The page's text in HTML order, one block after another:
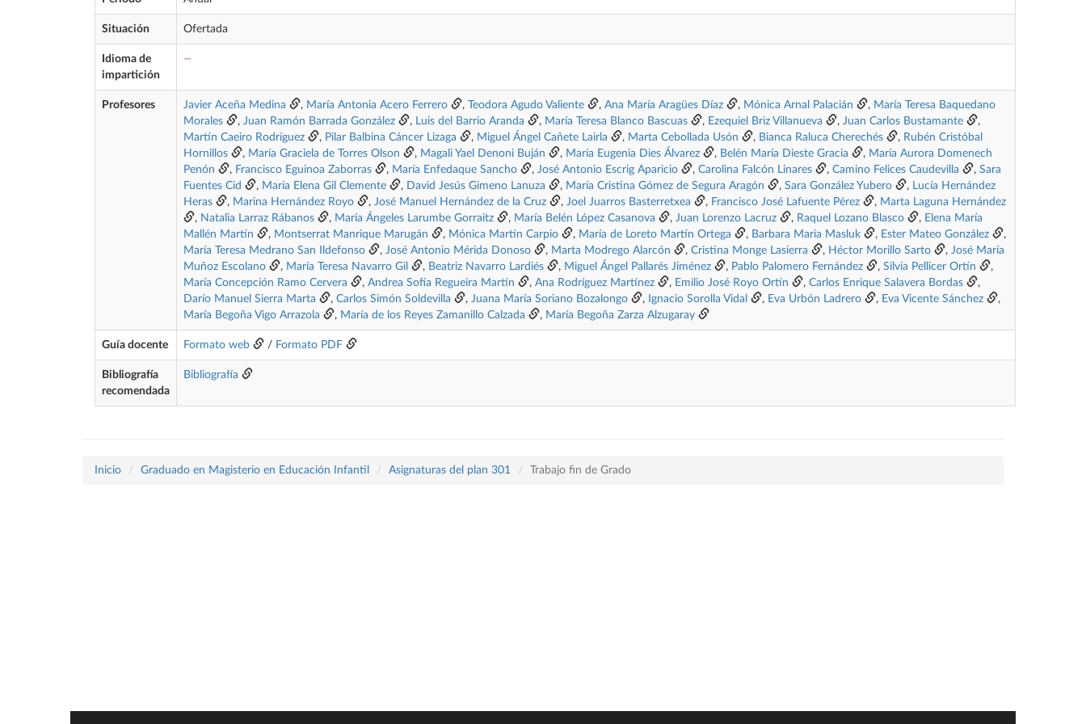
Situación Ofertada
Idioma de
impartición
—
Profesores Javier Aceña Medina , María Antonia Acero Ferrero , Teodora Agudo Valiente , Ana María Aragües Díaz , Mónica Arnal Palacián , María Teresa Baquedano
Morales
, Juan Ramón Barrada González , Luis del Barrio Aranda , María Teresa Blanco Bascuas , Ezequiel Briz Villanueva , Juan Carlos Bustamante
,
Martín Caeiro Rodríguez
, Pilar Balbina Cáncer Lizaga , Miguel Ángel Cañete Lairla , Marta Cebollada Usón , Bianca Raluca Cherechés , Rubén Cristóbal
Hornillos
, María Graciela de Torres Olson , Magali Yael Denoni Buján , María Eugenia Dies Álvarez , Belén María Dieste Gracia , María Aurora Domenech
Penón
, Francisco Eguinoa Zaborras , María Enfedaque Sancho , José Antonio Escrig Aparicio , Carolina Falcón Linares , Camino Felices Caudevilla , Sara
Fuentes Cid
, María Elena Gil Clemente , David Jesús Gimeno Lanuza , María Cristina Gómez de Segura Aragón , Sara González Yubero , Lucía Hernández
Heras
, Marina Hernández Royo , José Manuel Hernández de la Cruz , Joel Juarros Basterretxea , Francisco José Lafuente Pérez , Marta Laguna Hernández
, Natalia Larraz Rábanos , María Ángeles Larumbe Gorraitz , María Belén López Casanova , Juan Lorenzo Lacruz , Raquel Lozano Blasco , Elena María
Mallén Martín
, Montserrat Manrique Marugán , Mónica Martín Carpio , María de Loreto Martín Ortega , Barbara Maria Masluk , Ester Mateo González
,
María Teresa Medrano San Ildefonso
, José Antonio Mérida Donoso , Marta Modrego Alarcón , Cristina Monge Lasierra , Héctor Morillo Sarto , José María
Muñoz Escolano
, María Teresa Navarro Gil , Beatriz Navarro Lardiés , Miguel Ángel Pallarés Jiménez , Pablo Palomero Fernández , Silvia Pellicer Ortín
,
María Concepción Ramo Cervera
, Andrea Sofía Regueira Martín , Ana Rodríguez Martínez , Emilio José Royo Ortín , Carlos Enrique Salavera Bordas
,
Darío Manuel Sierra Marta
, Carlos Simón Soldevilla , Juana María Soriano Bozalongo , Ignacio Sorolla Vidal , Eva Urbón Ladrero , Eva Vicente Sánchez
,
María Begoña Vigo Arrazola
, María de los Reyes Zamanillo Calzada , María Begoña Zarza Alzugaray
Guía docente Formato web / Formato PDF
Bibliografía
recomendada
Bibliografía
Inicio Graduado en Magisterio en Educación Infantil Asignaturas del plan 301 Trabajo fin de Grado